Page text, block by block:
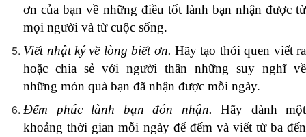
ơn của bạn về những điều tốt lành bạn nhận được từ
mọi người và từ cuộc sống.
Viết nhật ký về lòng biết ơn.Hãy tạo thói quen viết ra
hoặc chia sẻ với người thân những suy nghĩ về
những món quà bạn đã nhận được mỗi ngày.
Đếm phúc lành bạn đón nhận.Hãy dành một
khoảng thời gian mỗi ngày để đếm và viết từ ba đến